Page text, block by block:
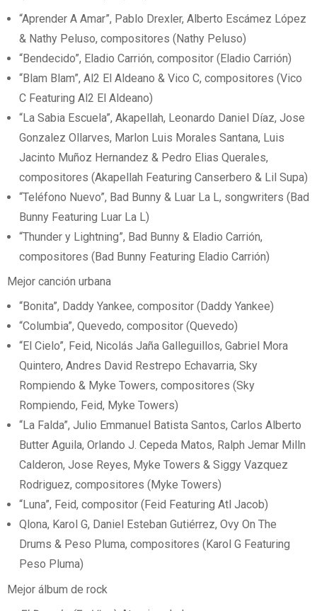
“Aprender A Amar”, Pablo Drexler, Alberto Escámez López
& Nathy Peluso, compositores (Nathy Peluso)
“Bendecido”, Eladio Carrión, compositor (Eladio Carrión)
“Blam Blam”, Al2 El Aldeano & Vico C, compositores (Vico
C Featuring Al2 El Aldeano)
“La Sabia Escuela”, Akapellah, Leonardo Daniel Díaz, Jose
Gonzalez Ollarves, Marlon Luis Morales Santana, Luis
Jacinto Muñoz Hernandez & Pedro Elias Querales,
compositores (Akapellah Featuring Canserbero & Lil Supa)
“Teléfono Nuevo”, Bad Bunny & Luar La L, songwriters (Bad
Bunny Featuring Luar La L)
“Thunder y Lightning”, Bad Bunny & Eladio Carrión,
compositores (Bad Bunny Featuring Eladio Carrión)
Mejor canción urbana
“Bonita”, Daddy Yankee, compositor (Daddy Yankee)
“Columbia”, Quevedo, compositor (Quevedo)
“El Cielo”, Feid, Nicolás Jaña Galleguillos, Gabriel Mora
Quintero, Andres David Restrepo Echavarria, Sky
Rompiendo & Myke Towers, compositores (Sky
Rompiendo, Feid, Myke Towers)
“La Falda”, Julio Emmanuel Batista Santos, Carlos Alberto
Butter Aguila, Orlando J. Cepeda Matos, Ralph Jemar Milln
Calderon, Jose Reyes, Myke Towers & Siggy Vazquez
Rodriguez, compositores (Myke Towers)
“Luna”, Feid, compositor (Feid Featuring Atl Jacob)
Qlona, Karol G, Daniel Esteban Gutiérrez, Ovy On The
Drums & Peso Pluma, compositores (Karol G Featuring
Peso Pluma)
Mejor álbum de rock